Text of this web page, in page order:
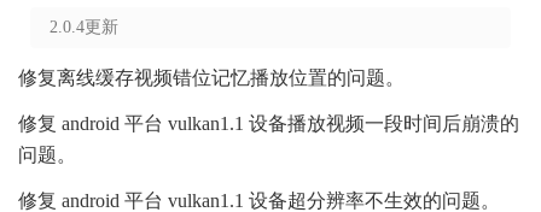
2.0.4更新
修复离线缓存视频错位记忆播放位置的问题。
修复 android 平台 vulkan1.1 设备播放视频一段时间后崩溃的
问题。
修复 android 平台 vulkan1.1 设备超分辨率不生效的问题。